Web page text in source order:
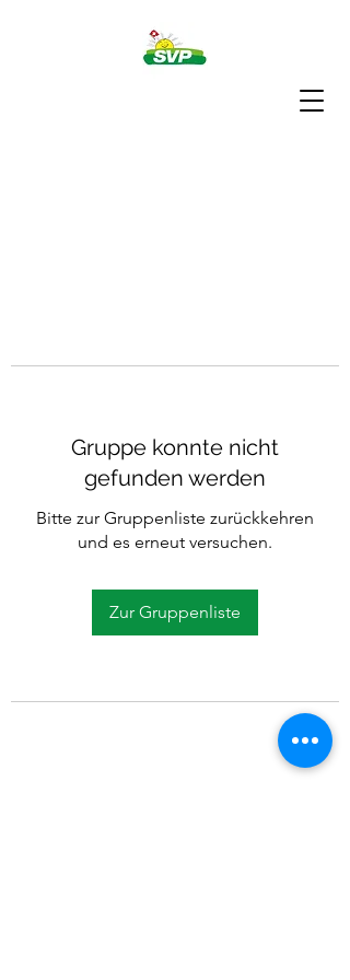
Gruppe konnte nicht
gefunden werden
Bitte zur Gruppenliste zurückkehren
und es erneut versuchen.
Zur Gruppenliste